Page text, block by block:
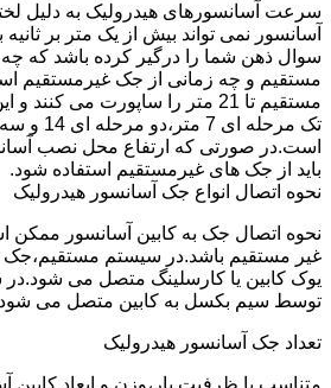
سرعت آسانسورهای هیدرولیک به دلیل
آسانسور نمی تواند بیش از یک متر بر
سوال ذهن شما را درگیر کرده باشد که چه
مستقیم و چه زمانی از جک غیرمستقیم
مستقیم تا 21 متر را ساپورت می
باید از جک های غیرمستقیم استفاده شود.
نحوه اتصال انواع جک آسانسور هیدرولیک
نحوه اتصال جک به کابین آسانسور
غیر مستقیم باشد.در سیستم
یوک کابین یا کارسلینگ متصل می
توسط سیم بکسل به کابین متصل می
تعداد جک آسانسور هیدرولیک